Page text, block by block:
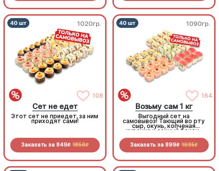
1020гр.
108
Сет не едет
Этот сет не приедет, за ним
приходят сами!
Заказать за 849R 1856R
1090гр.
164
Возьму сам 1 кг
Выгодный сет на
самовывоз! Тающий во рту
сыр, окунь, копченая
курочка и сочный бекон-
Заказать за 899R 1935R